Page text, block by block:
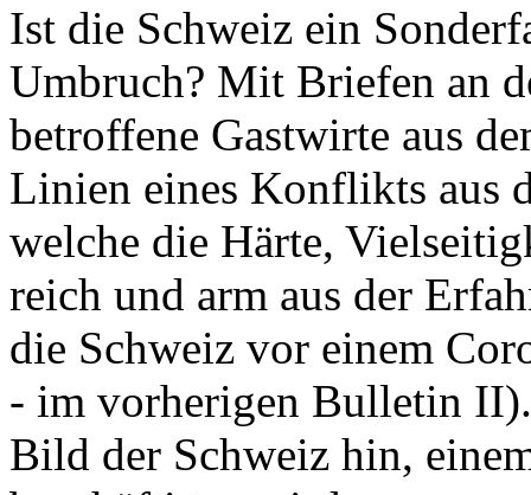
Ist die Schweiz ein
Umbruch? Mit Briefen an
betroffene Gastwirte aus
Linien eines Konflikts aus
welche die Härte,
reich und arm aus der
die Schweiz vor einem
- im vorherigen Bulletin
Bild der Schweiz hin,